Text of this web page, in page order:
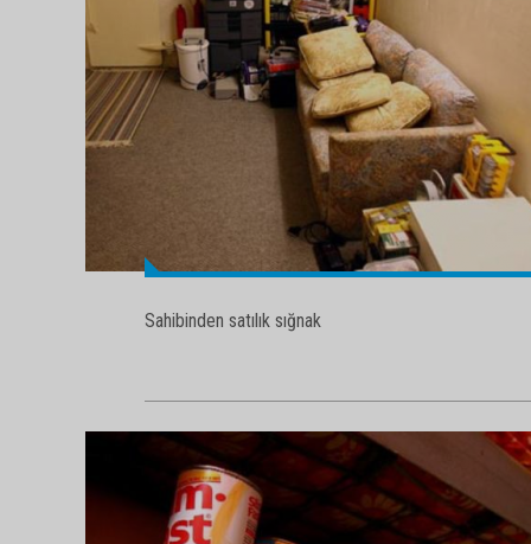
Sahibinden satılık sığnak